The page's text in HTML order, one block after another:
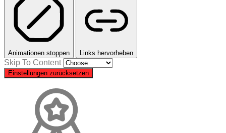
Animationen stoppen Links hervorheben
Skip To Content
Einstellungen zurücksetzen